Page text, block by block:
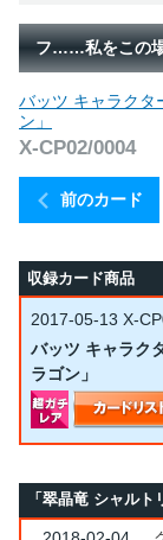
フ……私をこの場
前のカード
バッツ キャラクタ
ン」
X-CP02/0004
収録カード商品
2017-05-13 X-
バッツ キャラク
ラゴン」
「翠晶竜 シャル